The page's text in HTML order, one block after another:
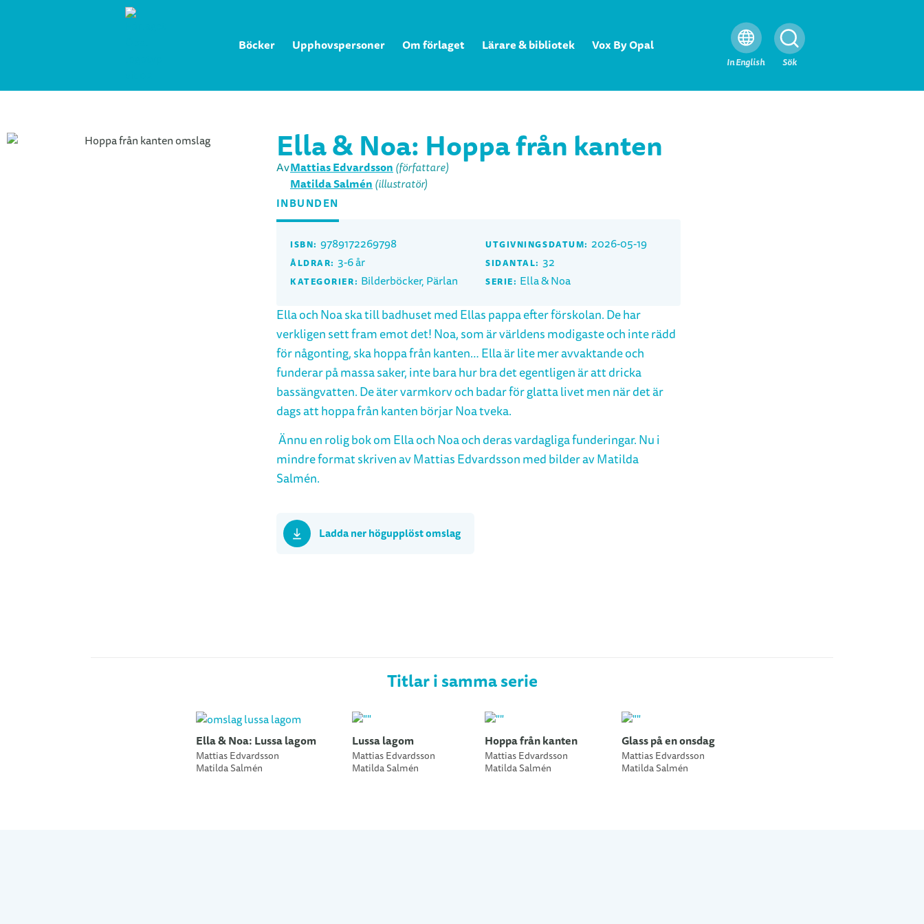
Böcker Upphovspersoner Om förlaget Lärare & bibliotek Vox By Opal
In English Sök
Stäng
Ella & Noa: Hoppa från kanten
AvMattias Edvardsson (författare)
Matilda Salmén (illustratör)
INBUNDEN
ISBN: 9789172269798 UTGIVNINGSDATUM: 2026-05-19
ÅLDRAR: 3-6 år SIDANTAL: 32
KATEGORIER: Bilderböcker, Pärlan SERIE: Ella & Noa
Ella och Noa ska till badhuset med Ellas pappa efter förskolan. De har
verkligen sett fram emot det! Noa, som är världens modigaste och inte rädd
för någonting, ska hoppa från kanten… Ella är lite mer avvaktande och
funderar på massa saker, inte bara hur bra det egentligen är att dricka
bassängvatten. De äter varmkorv och badar för glatta livet men när det är
dags att hoppa från kanten börjar Noa tveka.
Ännu en rolig bok om Ella och Noa och deras vardagliga funderingar. Nu i
mindre format skriven av Mattias Edvardsson med bilder av Matilda
Salmén.
Ladda ner högupplöst omslag
Titlar i samma serie
Ella & Noa: Lussa lagom
Mattias Edvardsson
Matilda Salmén
Lussa lagom
Mattias Edvardsson
Matilda Salmén
Hoppa från kanten
Mattias Edvardsson
Matilda Salmén
Glass på en onsdag
Mattias Edvardsson
Matilda Salmén